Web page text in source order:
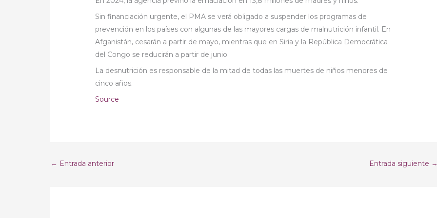
Sin financiación urgente, el PMA se verá obligado a suspender los programas de
prevención en los países con algunas de las mayores cargas de malnutrición infantil. En
Afganistán, cesarán a partir de mayo, mientras que en Siria y la República Democrática
del Congo se reducirán a partir de junio.
La desnutrición es responsable de la mitad de todas las muertes de niños menores de
cinco años.
Source
← Entrada anterior Entrada siguiente